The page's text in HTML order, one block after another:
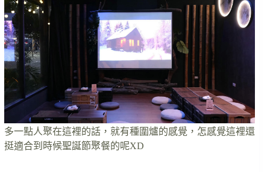
多一點人聚在這裡的話，就有種圍爐的感覺，怎感覺這裡還
挺適合到時候聖誕節聚餐的呢XD